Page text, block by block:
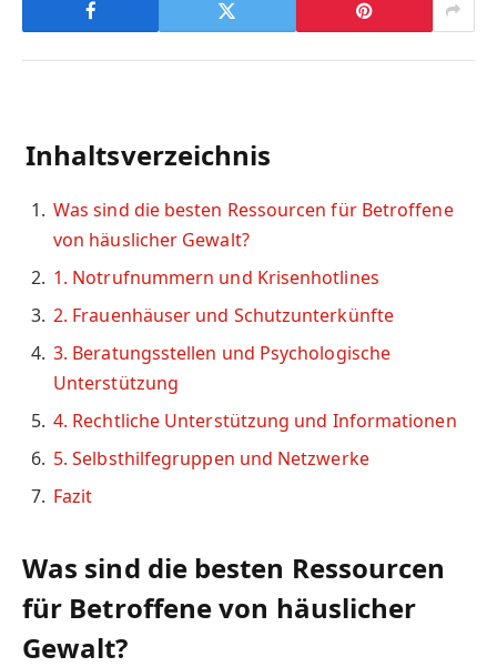
Inhaltsverzeichnis
Was sind die besten Ressourcen für Betroffene
von häuslicher Gewalt?
1. Notrufnummern und Krisenhotlines
2. Frauenhäuser und Schutzunterkünfte
3. Beratungsstellen und Psychologische
Unterstützung
4. Rechtliche Unterstützung und Informationen
5. Selbsthilfegruppen und Netzwerke
Fazit
Was sind die besten Ressourcen
für Betroffene von häuslicher
Gewalt?